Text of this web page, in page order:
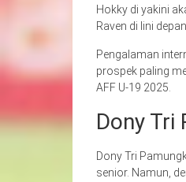
Hokky di yakini
Raven di lini depan.
Pengalaman
prospek paling
AFF U-19 2025.
Dony Tri
Dony Tri
senior. Namun,